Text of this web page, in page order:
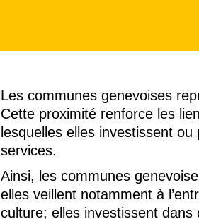
Les communes genevoises
Cette proximité renforce les
lesquelles elles investissent
services.
Ainsi, les communes
elles veillent notamment à
culture; elles investissent